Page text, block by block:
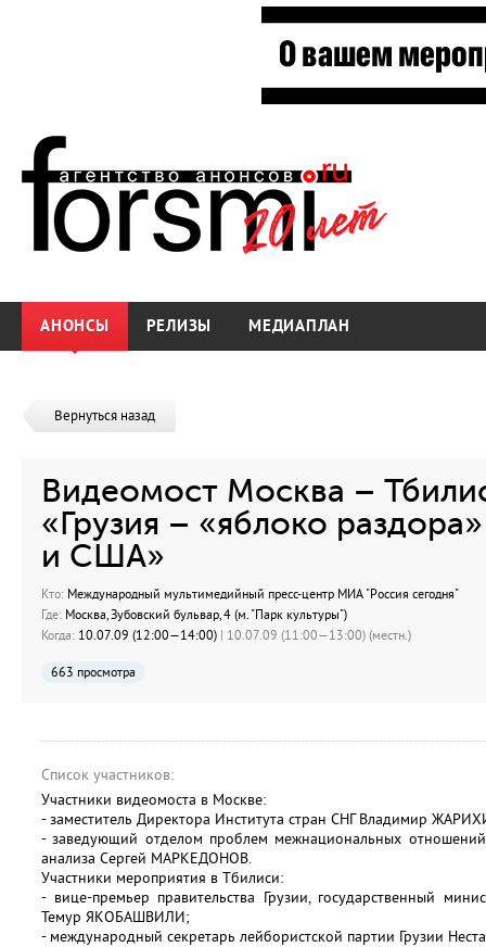
АНОНСЫ РЕЛИЗЫ МЕДИАПЛАН
Вернуться назад
Видеомост Москва –
«Грузия – «яблоко
и США»
Кто: Международный мультимедийный пресс-центр МИА "Россия сегодня"
Где: Москва, Зубовский бульвар, 4 (м. "Парк культуры")
Когда: 10.07.09 (12:00—14:00) | 10.07.09 (11:00—13:00) (местн.)
663 просмотра
Список участников:
Участники видеомоста в Москве:
- заместитель Директора Института стран СНГ Владимир
- заведующий отделом проблем межнациональных отношений
анализа Сергей МАРКЕДОНОВ.
Участники мероприятия в Тбилиси:
- вице-премьер правительства Грузии, государственный
Темур ЯКОБАШВИЛИ;
- международный секретарь лейбористской партии Грузии